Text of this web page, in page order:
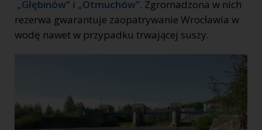
„Głębinów” i „Otmuchów”. Zgromadzona w nich
rezerwa gwarantuje zaopatrywanie Wrocławia w
wodę nawet w przypadku trwającej suszy.